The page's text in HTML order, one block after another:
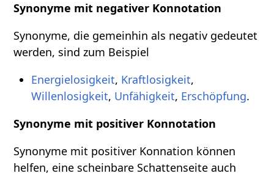
Synonyme mit negativer Konnotation
Synonyme, die gemeinhin als negativ gedeutet
werden, sind zum Beispiel
Energielosigkeit, Kraftlosigkeit,
Willenlosigkeit, Unfähigkeit, Erschöpfung.
Synonyme mit positiver Konnotation
Synonyme mit positiver Konnation können
helfen, eine scheinbare Schattenseite auch